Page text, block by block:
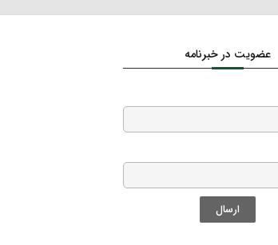
عضویت در خبرنامه
ارسال